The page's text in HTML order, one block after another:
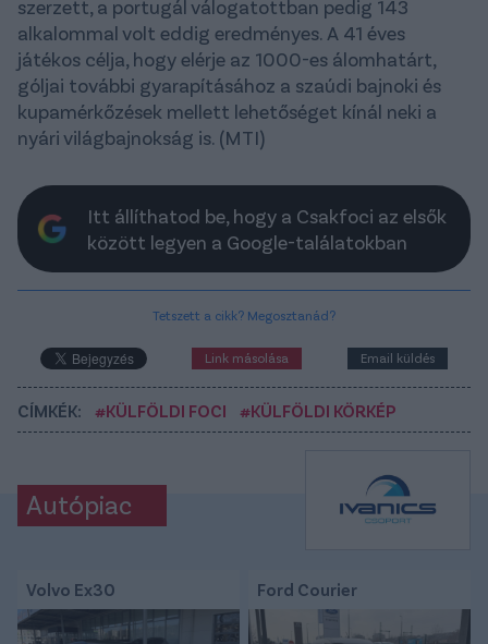
szerzett, a portugál válogatottban pedig 143
alkalommal volt eddig eredményes. A 41 éves
játékos célja, hogy elérje az 1000-es álomhatárt,
góljai további gyarapításához a szaúdi bajnoki és
kupamérkőzések mellett lehetőséget kínál neki a
nyári világbajnokság is. (MTI)
Itt állíthatod be, hogy a Csakfoci az elsők
között legyen a Google-találatokban
Tetszett a cikk? Megosztanád?
Link másolása Email küldés
CÍMKÉK: #KÜLFÖLDI FOCI #KÜLFÖLDI KÖRKÉP
Autópiac
Volvo Ex30 Ford Courier